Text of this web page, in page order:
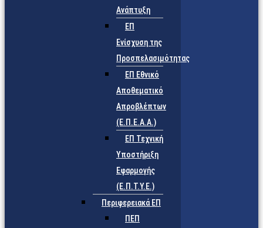
Ανάπτυξη
ΕΠ
Ενίσχυση της
Προσπελασιμότητας
ΕΠ Εθνικό
Αποθεματικό
Απροβλέπτων
(Ε.Π.Ε.Α.Α.)
ΕΠ Τεχνική
Υποστήριξη
Εφαρμογής
(Ε.Π.Τ.Υ.Ε.)
Περιφερειακά ΕΠ
ΠΕΠ